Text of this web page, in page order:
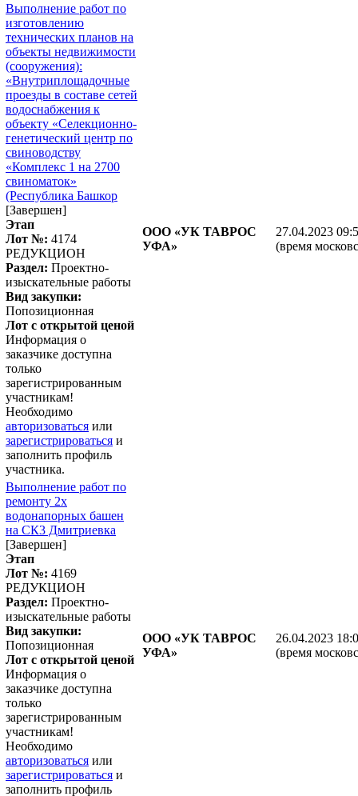
Выполнение работ по
изготовлению
технических планов на
объекты недвижимости
(сооружения):
«Внутриплощадочные
проезды в составе сетей
водоснабжения к
объекту «Селекционно-
генетический центр по
свиноводству
«Комплекс 1 на 2700
свиноматок»
(Республика Башкор
[Завершен]
Этап
Лот №: 4174
РЕДУКЦИОН
Раздел: Проектно-
изыскательные работы
Вид закупки:
Попозиционная
Лот с открытой ценой
Информация о
заказчике доступна
только
зарегистрированным
участникам!
Необходимо
авторизоваться или
зарегистрироваться и
заполнить профиль
участника.
ООО «УК ТАВРОС
УФА»
27.04.2023
(время
Выполнение работ по
ремонту 2х
водонапорных башен
на СК3 Дмитриевка
[Завершен]
Этап
Лот №: 4169
РЕДУКЦИОН
Раздел: Проектно-
изыскательные работы
Вид закупки:
Попозиционная
Лот с открытой ценой
Информация о
заказчике доступна
только
зарегистрированным
участникам!
Необходимо
авторизоваться или
зарегистрироваться и
заполнить профиль
ООО «УК ТАВРОС
УФА»
26.04.2023
(время